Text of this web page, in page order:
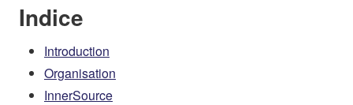
Indice
Introduction
Organisation
InnerSource